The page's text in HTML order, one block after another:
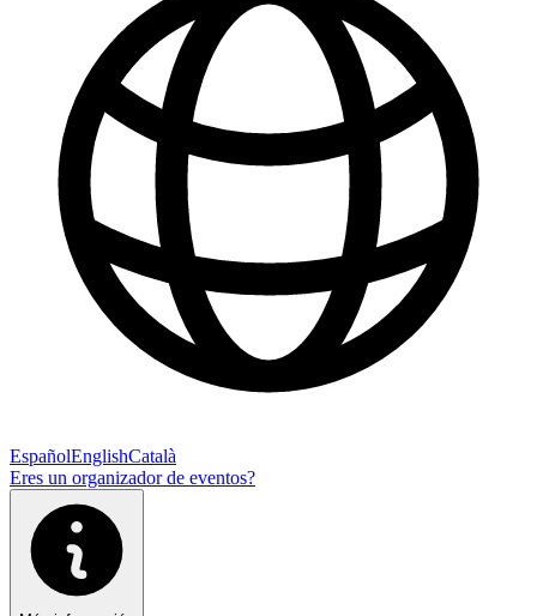
EspañolEnglishCatalà
Eres un organizador de eventos?